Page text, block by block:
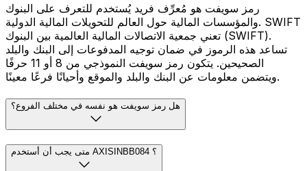
رمز سويفت هو مُعرِّف فريد يُستخدم للتعرف على البنوك
والمؤسسات المالية حول العالم للتحويلات المالية الدولية. SWIFT
تعني جمعية الاتصالات المالية العالمية بين البنوك (SWIFT).
تساعد هذه الرموز في ضمان توجيه المدفوعات إلى البنك والبلد
الصحيحين. يتكون رمز سويفت النموذجي من 8 أو 11 حرفًا
ويتضمن معلومات عن البنك والبلد والموقع وأحيانًا فرعًا معينًا.
هل رمز سويفت هو نفسه في مختلف الفروع؟
متى يجب أن أستخدم AXISINBB084 ؟